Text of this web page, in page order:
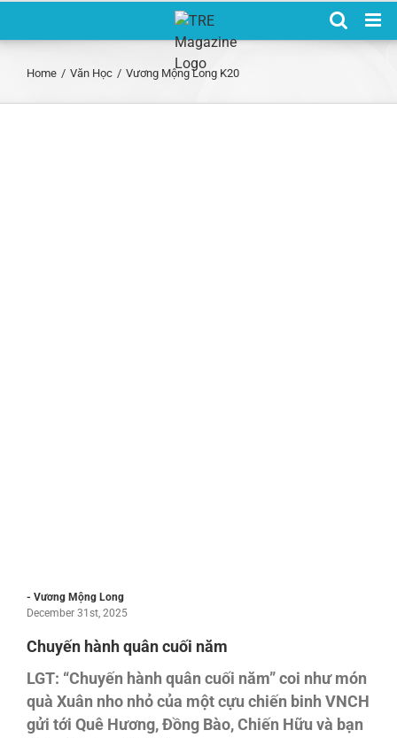
Home / Văn Học / Vương Mộng Long K20
- Vương Mộng Long
December 31st, 2025
Chuyến hành quân cuối năm
LGT: “Chuyến hành quân cuối năm” coi như món
quà Xuân nho nhỏ của một cựu chiến binh VNCH
gửi tới Quê Hương, Đồng Bào, Chiến Hữu và bạn